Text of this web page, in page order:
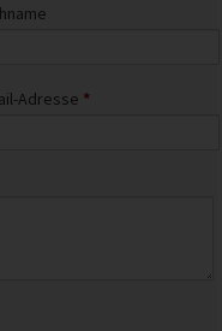
Adresse *